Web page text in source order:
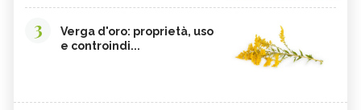
3
Verga d'oro: proprietà, uso
e controindi...